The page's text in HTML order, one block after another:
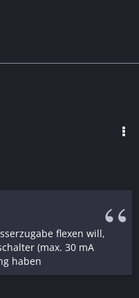
flexen will,
(max. 30 mA
haben